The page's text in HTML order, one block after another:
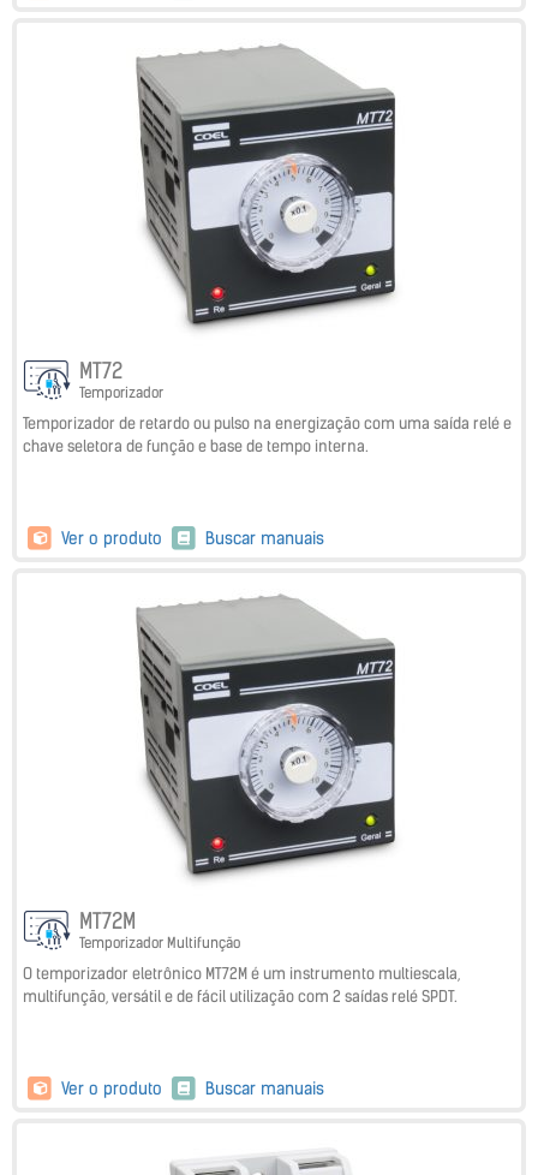
MT72
Temporizador
Temporizador de retardo ou pulso na energização com uma saída relé e
chave seletora de função e base de tempo interna.
Ver o produto Buscar manuais
MT72M
Temporizador Multifunção
O temporizador eletrônico MT72M é um instrumento multiescala,
multifunção, versátil e de fácil utilização com 2 saídas relé SPDT.
Ver o produto Buscar manuais